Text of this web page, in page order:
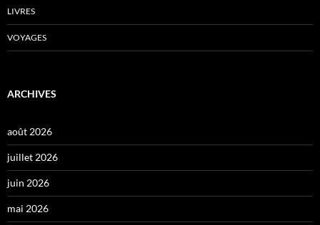
LIVRES
VOYAGES
ARCHIVES
août 2026
juillet 2026
juin 2026
mai 2026